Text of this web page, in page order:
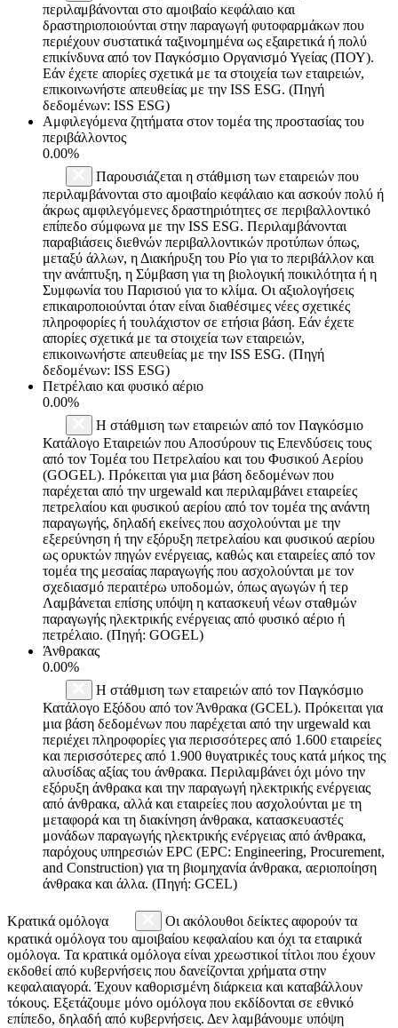
περιλαμβάνονται στο αμοιβαίο κεφάλαιο και
δραστηριοποιούνται στην παραγωγή φυτοφαρμάκων που
περιέχουν συστατικά ταξινομημένα ως εξαιρετικά ή πολύ
επικίνδυνα από τον Παγκόσμιο Οργανισμό Υγείας (ΠΟΥ).
Εάν έχετε απορίες σχετικά με τα στοιχεία των εταιρειών,
επικοινωνήστε απευθείας με την ISS ESG. (Πηγή
δεδομένων: ISS ESG)
Αμφιλεγόμενα ζητήματα στον τομέα της προστασίας του
περιβάλλοντος
0.00%
Παρουσιάζεται η στάθμιση των εταιρειών που
περιλαμβάνονται στο αμοιβαίο κεφάλαιο και ασκούν πολύ ή
άκρως αμφιλεγόμενες δραστηριότητες σε περιβαλλοντικό
επίπεδο σύμφωνα με την ISS ESG. Περιλαμβάνονται
παραβιάσεις διεθνών περιβαλλοντικών προτύπων όπως,
μεταξύ άλλων, η Διακήρυξη του Ρίο για το περιβάλλον και
την ανάπτυξη, η Σύμβαση για τη βιολογική ποικιλότητα ή η
Συμφωνία του Παρισιού για το κλίμα. Οι αξιολογήσεις
επικαιροποιούνται όταν είναι διαθέσιμες νέες σχετικές
πληροφορίες ή τουλάχιστον σε ετήσια βάση. Εάν έχετε
απορίες σχετικά με τα στοιχεία των εταιρειών,
επικοινωνήστε απευθείας με την ISS ESG. (Πηγή
δεδομένων: ISS ESG)
Πετρέλαιο και φυσικό αέριο
0.00%
Η στάθμιση των εταιρειών από τον Παγκόσμιο
Κατάλογο Εταιρειών που Αποσύρουν τις Επενδύσεις τους
από τον Τομέα του Πετρελαίου και του Φυσικού Αερίου
(GOGEL). Πρόκειται για μια βάση δεδομένων που
παρέχεται από την urgewald και περιλαμβάνει εταιρείες
πετρελαίου και φυσικού αερίου από τον τομέα της ανάντη
παραγωγής, δηλαδή εκείνες που ασχολούνται με την
εξερεύνηση ή την εξόρυξη πετρελαίου και φυσικού αερίου
ως ορυκτών πηγών ενέργειας, καθώς και εταιρείες από τον
τομέα της μεσαίας παραγωγής που ασχολούνται με τον
σχεδιασμό περαιτέρω υποδομών, όπως αγωγών ή τερ
Λαμβάνεται επίσης υπόψη η κατασκευή νέων σταθμών
παραγωγής ηλεκτρικής ενέργειας από φυσικό αέριο ή
πετρέλαιο. (Πηγή: GOGEL)
Άνθρακας
0.00%
Η στάθμιση των εταιρειών από τον Παγκόσμιο
Κατάλογο Εξόδου από τον Άνθρακα (GCEL). Πρόκειται για
μια βάση δεδομένων που παρέχεται από την urgewald και
περιέχει πληροφορίες για περισσότερες από 1.600 εταιρείες
και περισσότερες από 1.900 θυγατρικές τους κατά μήκος της
αλυσίδας αξίας του άνθρακα. Περιλαμβάνει όχι μόνο την
εξόρυξη άνθρακα και την παραγωγή ηλεκτρικής ενέργειας
από άνθρακα, αλλά και εταιρείες που ασχολούνται με τη
μεταφορά και τη διακίνηση άνθρακα, κατασκευαστές
μονάδων παραγωγής ηλεκτρικής ενέργειας από άνθρακα,
παρόχους υπηρεσιών EPC (EPC: Engineering, Procurement,
and Construction) για τη βιομηχανία άνθρακα, αεριοποίηση
άνθρακα και άλλα. (Πηγή: GCEL)
Κρατικά ομόλογα
Οι ακόλουθοι δείκτες αφορούν τα
κρατικά ομόλογα του αμοιβαίου κεφαλαίου και όχι τα εταιρικά
ομόλογα. Τα κρατικά ομόλογα είναι χρεωστικοί τίτλοι που έχουν
εκδοθεί από κυβερνήσεις που δανείζονται χρήματα στην
κεφαλαιαγορά. Έχουν καθορισμένη διάρκεια και καταβάλλουν
τόκους. Εξετάζουμε μόνο ομόλογα που εκδίδονται σε εθνικό
επίπεδο, δηλαδή από κυβερνήσεις. Δεν λαμβάνουμε υπόψη